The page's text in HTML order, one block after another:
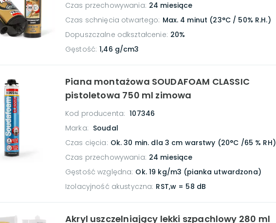
Czas przechowywania: 24 miesiące
Czas schnięcia otwartego: Max. 4 minut (23°C / 50% R.H.)
Dopuszczalne odkształcenie: 20%
Gęstość: 1,46 g/cm3
Piana montażowa SOUDAFOAM CLASSIC
pistoletowa 750 ml zimowa
Kod producenta: 107346
Marka: Soudal
Czas cięcia: Ok. 30 min. dla 3 cm warstwy (20°C /65 % RH)
Czas przechowywania: 24 miesiące
Gęstość względna: Ok. 19 kg/m3 (pianka utwardzona)
Izolacyjność akustyczna: RST,w = 58 dB
Akryl uszczelniający lekki szpachlowy 280 ml